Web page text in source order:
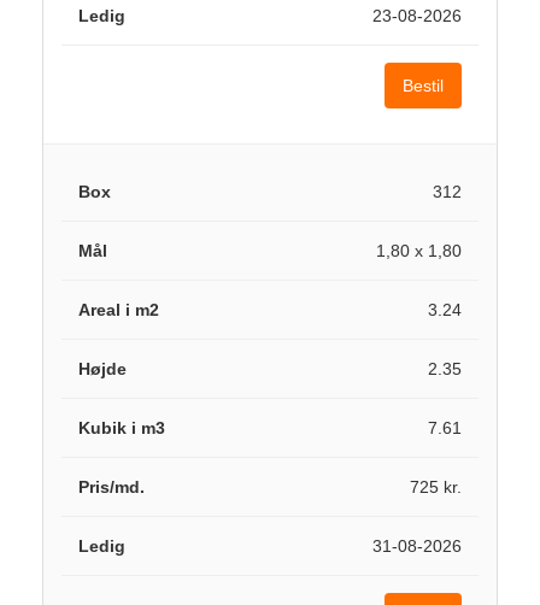
23-08-2026
Bestil
312
1,80 x 1,80
3.24
2.35
7.61
725 kr.
31-08-2026